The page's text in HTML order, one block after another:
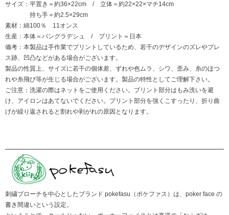
サイズ：平置き＝約36×22cm / 立体＝約22×22×マチ14cm
持ち手＝約2.5×29cm
素材：綿100％ 11オンス
生産：本体＝バングラデシュ / プリント＝日本
備考：本製品は手作業でプリントしているため、若干のデザインのズレやプレ
ス跡、凹凸などがある場合がございます。
製品の性質上、サイズに若干の個体差、ずれや色ムラ、シワ、歪み、糸のほつ
れや糸飛び等が生じる場合がございます。製品の特性としてご理解下さい。
ご注意：洗濯の際はネットをご使用ください。プリント部分はもみ洗いを避
け、アイロンはあてないでください。プリント部分を強くこすったり、折り曲
げが繰り返されると割れや剥がれの原因となります。
刺繍ブローチを中心としたブランド pokefasu（ポケファス）は、poker face の
書き間違いという設定。